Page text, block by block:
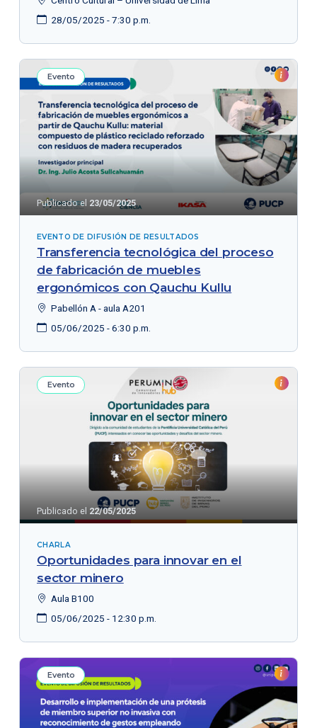
28/05/2025 - 7:30 p.m.
Evento
Publicado el 23/05/2025
EVENTO DE DIFUSIÓN DE RESULTADOS
Transferencia tecnológica del proceso
de fabricación de muebles
ergonómicos con Qauchu Kullu
Pabellón A - aula A201
05/06/2025 - 6:30 p.m.
Evento
Publicado el 22/05/2025
CHARLA
Oportunidades para innovar en el
sector minero
Aula B100
05/06/2025 - 12:30 p.m.
Evento